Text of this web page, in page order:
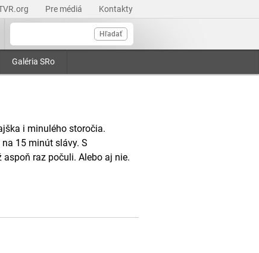
Pre médiá Kontakty
Hľadať
Galéria SRo
i minulého storočia.
15 minút slávy. S
raz počuli. Alebo aj nie.